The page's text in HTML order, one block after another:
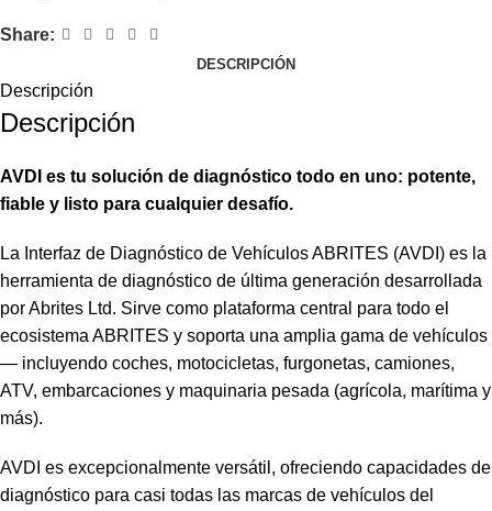
Share:
DESCRIPCIÓN
Descripción
Descripción
AVDI es tu solución de diagnóstico todo en uno: potente,
fiable y listo para cualquier desafío.
La Interfaz de Diagnóstico de Vehículos ABRITES (AVDI) es la
herramienta de diagnóstico de última generación desarrollada
por Abrites Ltd. Sirve como plataforma central para todo el
ecosistema ABRITES y soporta una amplia gama de vehículos
— incluyendo coches, motocicletas, furgonetas, camiones,
ATV, embarcaciones y maquinaria pesada (agrícola, marítima y
más).
AVDI es excepcionalmente versátil, ofreciendo capacidades de
diagnóstico para casi todas las marcas de vehículos del